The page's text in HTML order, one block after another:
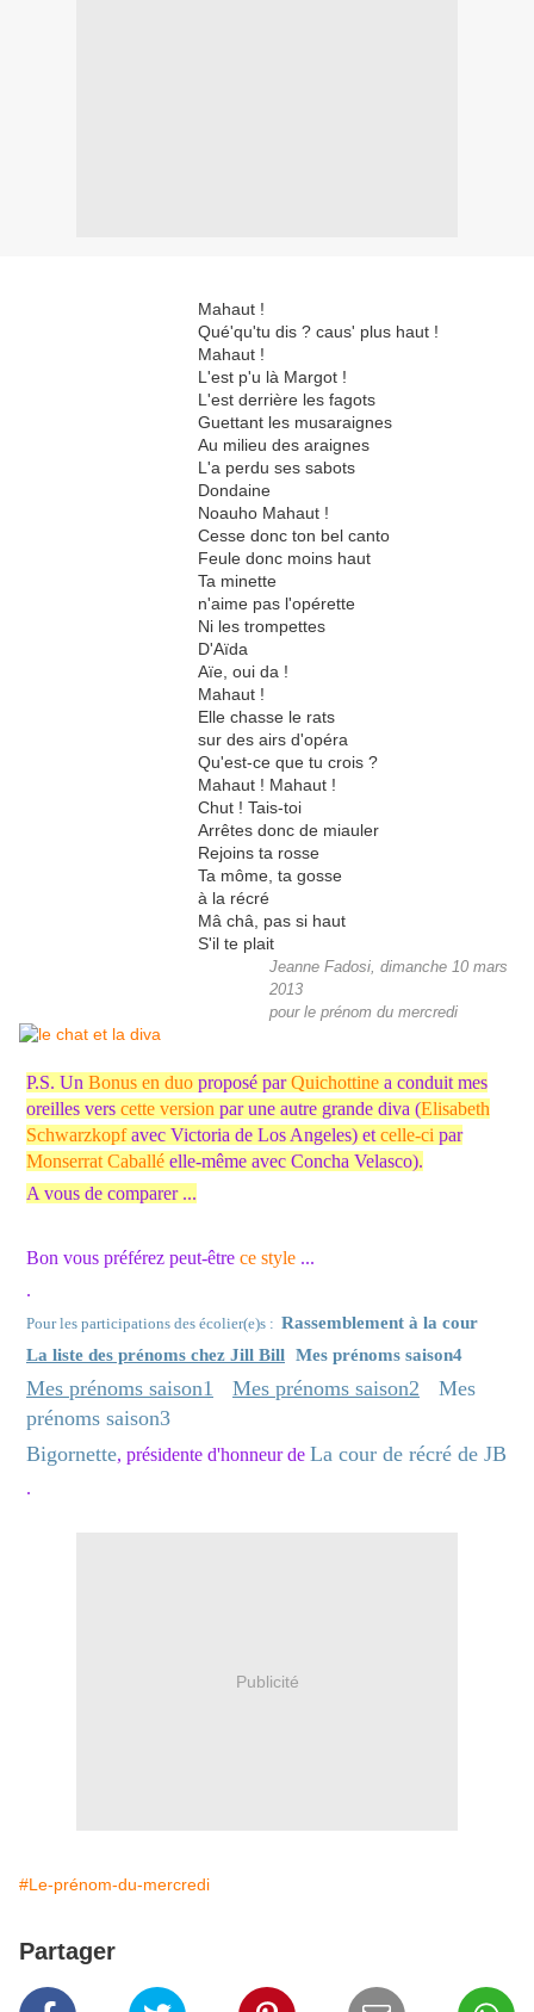
Mahaut !
Qué'qu'tu dis ? caus' plus haut !
Mahaut !
L'est p'u là Margot !
L'est derrière les fagots
Guettant les musaraignes
Au milieu des araignes
L'a perdu ses sabots
Dondaine
Noauho Mahaut !
Cesse donc ton bel canto
Feule donc moins haut
Ta minette
n'aime pas l'opérette
Ni les trompettes
D'Aïda
Aïe, oui da !
Mahaut !
Elle chasse le rats
sur des airs d'opéra
Qu'est-ce que tu crois ?
Mahaut ! Mahaut !
Chut ! Tais-toi
Arrêtes donc de miauler
Rejoins ta rosse
Ta môme, ta gosse
à la récré
Mâ châ, pas si haut
S'il te plait
Jeanne Fadosi, dimanche 10 mars
2013
pour le prénom du mercredi
P.S. Un Bonus en duo proposé parQuichottine a conduit mes
oreilles vers cette version par une autre grande diva (Elisabeth
Schwarzkopfavec Victoria de Los Angeles) et celle-ci par
Monserrat Caballé elle-même avec Concha Velasco).
A vous de comparer ...
Bon vous préférez peut-être ce style ...
.
Pour les participations des écolier(e)s : Rassemblement à la cour
La liste des prénoms chez Jill Bill Mes prénoms saison4
Mes prénoms saison1 Mes prénoms saison2
Mes
prénoms saison3
Bigornette, présidente d'honneur de La cour de récré de JB
.
Publicité
#Le-prénom-du-mercredi
Partager